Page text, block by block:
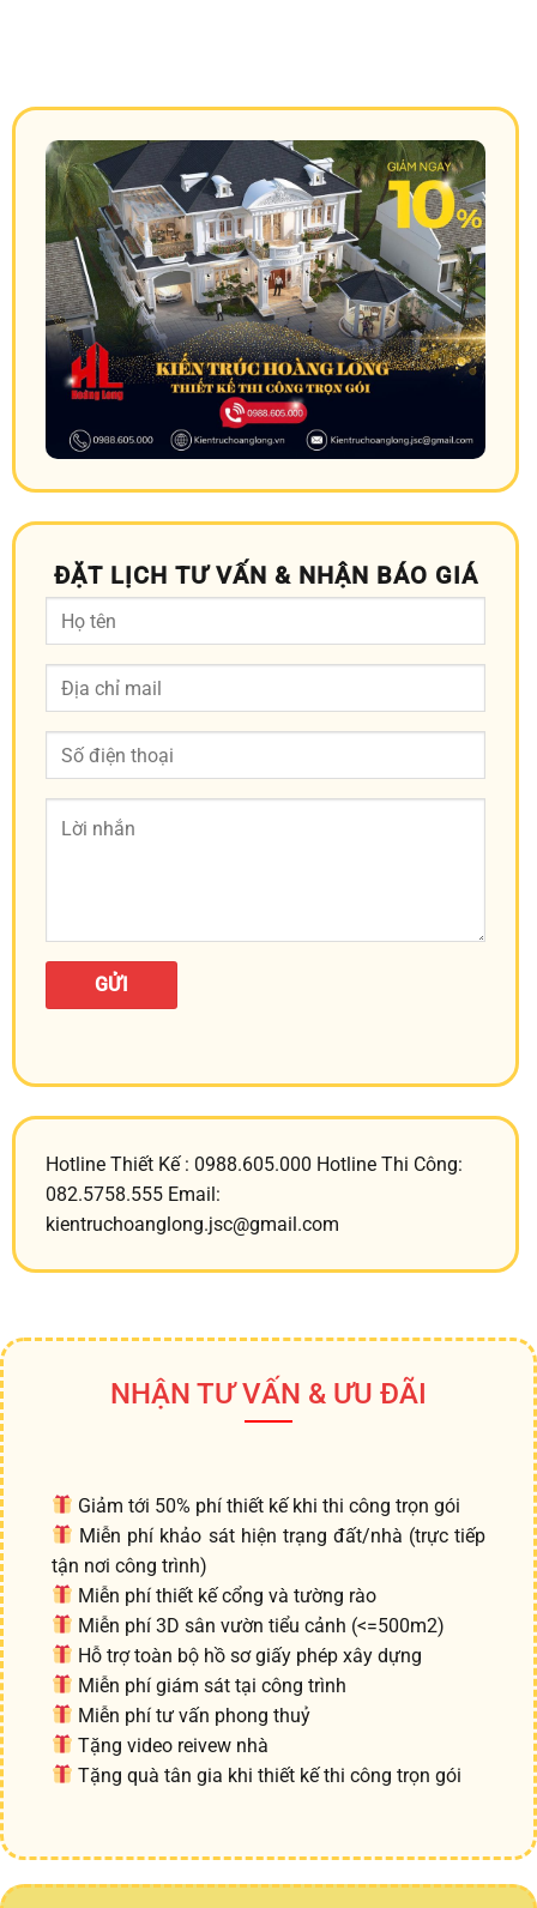
ĐẶT LỊCH TƯ VẤN & NHẬN BÁO GIÁ
Hotline Thiết Kế : 0988.605.000 Hotline Thi Công:
082.5758.555 Email:
kientruchoanglong.jsc@gmail.com
NHẬN TƯ VẤN & ƯU ĐÃI
Giảm tới 50% phí thiết kế khi thi công trọn gói
Miễn phí khảo sát hiện trạng đất/nhà (trực tiếp
tận nơi công trình)
Miễn phí thiết kế cổng và tường rào
Miễn phí 3D sân vườn tiểu cảnh (<=500m2)
Hỗ trợ toàn bộ hồ sơ giấy phép xây dựng
Miễn phí giám sát tại công trình
Miễn phí tư vấn phong thuỷ
Tặng video reivew nhà
Tặng quà tân gia khi thiết kế thi công trọn gói